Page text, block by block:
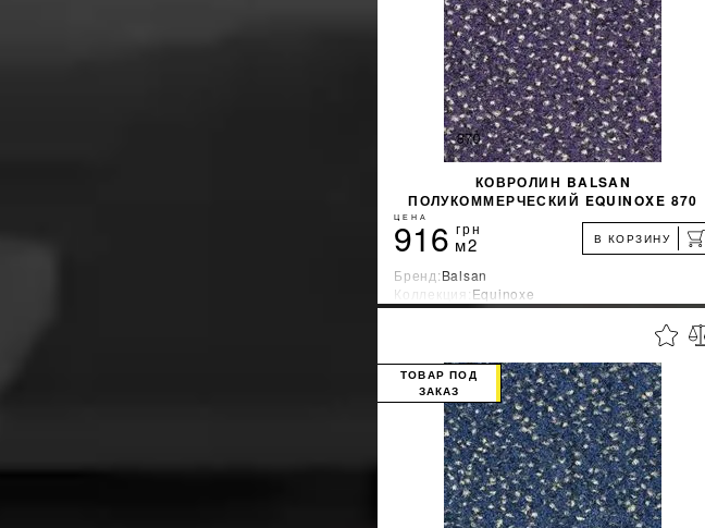
КОВРОЛИН BALSAN
ПОЛУКОММЕРЧЕСКИЙ EQUINOXE 870
ЦЕНА
916 грн
м2 В КОРЗИНУ
Бренд:Balsan
Коллекция:Equinoxe
Страна-производитель:Франция
УЗНАТЬ СВОЮ СКИДКУ %
КУПИТЬ
ТОВАР ПОД
ЗАКАЗ